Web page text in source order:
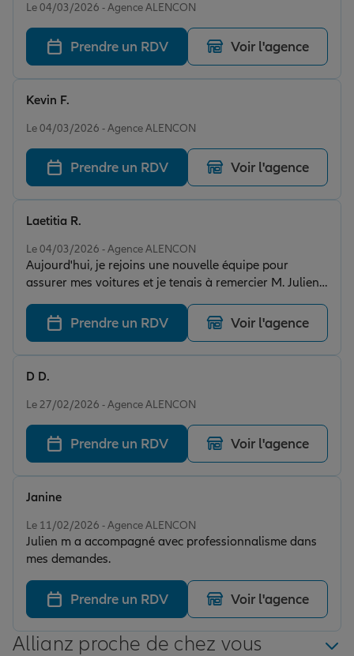
Le 04/03/2026 - Agence ALENCON
Prendre un RDV Voir l'agence
Le 04/03/2026 - Agence ALENCON
Kevin F.
Prendre un RDV Voir l'agence
Le 04/03/2026 - Agence ALENCON
Aujourd'hui, je rejoins une nouvelle équipe pour
assurer mes voitures et je tenais à remercier M. Julien
CHARTIER pour l accueil, la gentillesse et le
professionnalisme dont j'ai bénéficieė. Au plaisir de
faire un long bout de route ensemble.
Laetitia R.
Prendre un RDV Voir l'agence
Le 27/02/2026 - Agence ALENCON
D D.
Prendre un RDV Voir l'agence
Le 11/02/2026 - Agence ALENCON
Julien m a accompagné avec professionnalisme dans
mes demandes.
Janine
Prendre un RDV Voir l'agence
Allianz proche de chez vous